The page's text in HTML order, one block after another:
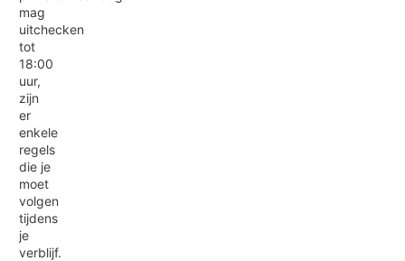
mag
uitchecken
tot
18:00
uur,
zijn
er
enkele
regels
die je
moet
volgen
tijdens
je
verblijf.